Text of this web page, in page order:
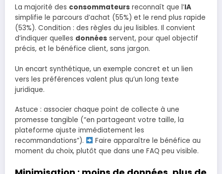
La majorité des consommateurs reconnaît que l’IA
simplifie le parcours d’achat (55%) et le rend plus rapide
(53%). Condition : des règles du jeu lisibles. Il convient
d’indiquer quelles données servent, pour quel objectif
précis, et le bénéfice client, sans jargon.
Un encart synthétique, un exemple concret et un lien
vers les préférences valent plus qu’un long texte
juridique.
Astuce : associer chaque point de collecte à une
promesse tangible (“en partageant votre taille, la
plateforme ajuste immédiatement les
recommandations”).
Faire apparaître le bénéfice au
moment du choix, plutôt que dans une FAQ peu visible.